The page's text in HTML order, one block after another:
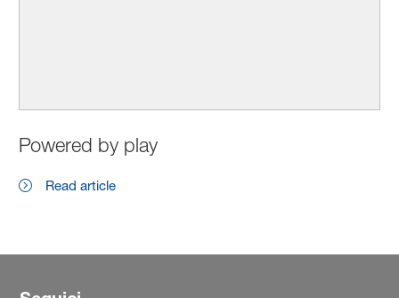
Powered by play
Read article